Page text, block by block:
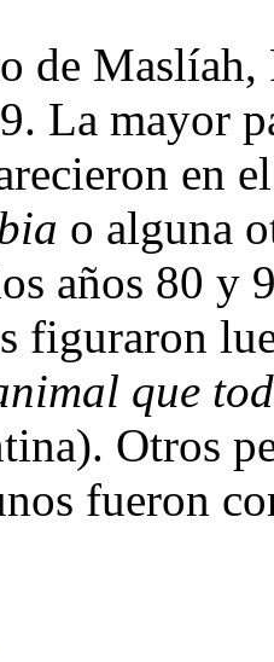
de Maslíah,
La mayor
en
o alguna
años 80
figuraron
que
Otros
fueron